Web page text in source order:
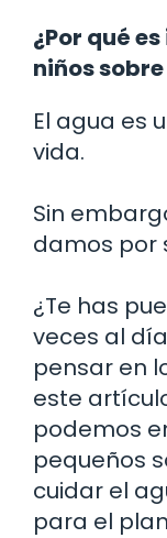
¿Por qué
niños
El agua es
vida.
Sin
damos por
¿Te has
veces al
pensar en
este
podemos
pequeños
cuidar el
para el